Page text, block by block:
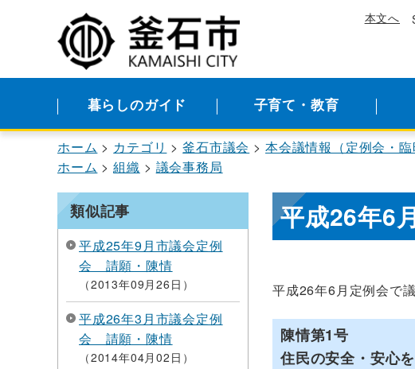
本文へ
暮らしのガイド 子育て・教育
ホーム カテゴリ 釜石市議会
本会議情報（定例会・臨
ホーム
組織 議会事務局
類似記事
平成25年9月市議会定例
会 請願・陳情
2013年09月26日
平成26年3月市議会定例
会 請願・陳情
2014年04月02日
平成26年6
平成26年6月定例会で
陳情第1号
住民の安全・安心